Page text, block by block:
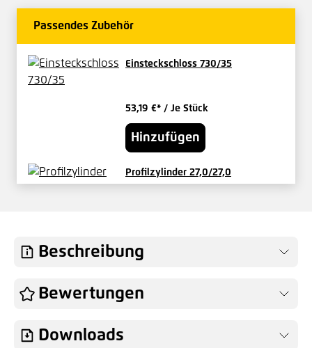
Passendes Zubehör
Einsteckschloss 730/35
53,19 €* / Je Stück
Hinzufügen
Profilzylinder 27,0/27,0
Beschreibung
Bewertungen
Downloads